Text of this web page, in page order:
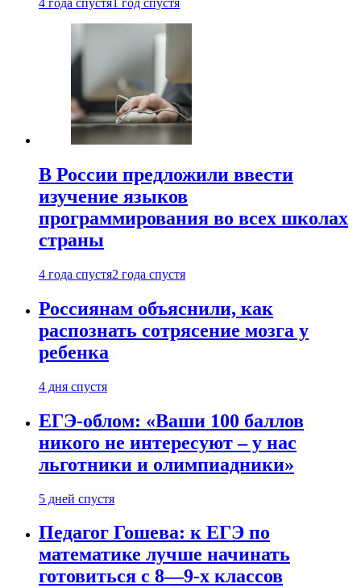
4 года спустя 1 год спустя
В России предложили ввести
изучение языков
программирования во всех школах
страны
4 года спустя2 года спустя
Россиянам объяснили, как
распознать сотрясение мозга у
ребенка
4 дня спустя
ЕГЭ-облом: «Ваши 100 баллов
никого не интересуют – у нас
льготники и олимпиадники»
5 дней спустя
Педагог Гошева: к ЕГЭ по
математике лучше начинать
готовиться с 8—9-х классов